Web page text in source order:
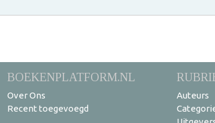
BOEKENPLATFORM.NL
Over Ons
Recent toegevoegd
Auteurs